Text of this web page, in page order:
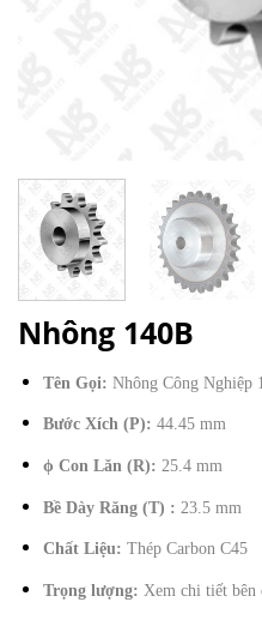
Nhông 140B
Tên Gọi: Nhông Công Nghiệp
Bước Xích (P): 44.45 mm
ϕ Con Lăn (R): 25.4 mm
Bề Dày Răng (T) : 23.5 mm
Chất Liệu: Thép Carbon C45
Trọng lượng: Xem chi tiết bên